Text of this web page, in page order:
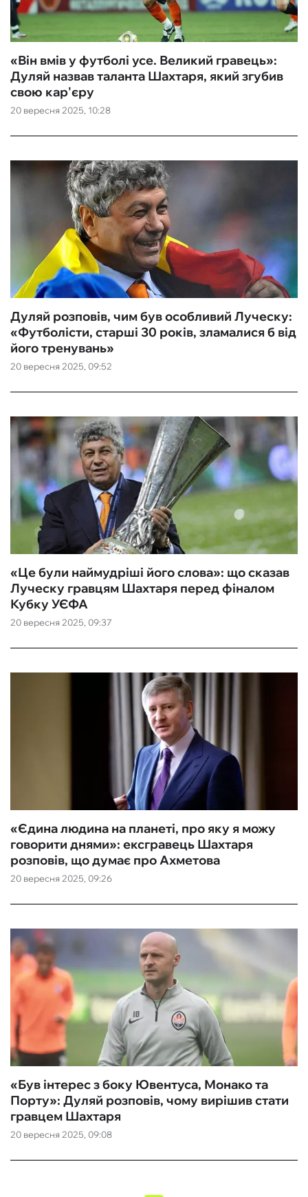
20 вересня 2025, 10:28
«Він вмів у футболі усе. Великий гравець»:
Дуляй назвав таланта Шахтаря, який згубив
свою кар'єру
20 вересня 2025, 09:52
Дуляй розповів, чим був особливий Луческу:
«Футболісти, старші 30 років, зламалися б від
його тренувань»
20 вересня 2025, 09:37
«Це були наймудріші його слова»: що сказав
Луческу гравцям Шахтаря перед фіналом
Кубку УЄФА
20 вересня 2025, 09:26
«Єдина людина на планеті, про яку я можу
говорити днями»: ексгравець Шахтаря
розповів, що думає про Ахметова
20 вересня 2025, 09:08
«Був інтерес з боку Ювентуса, Монако та
Порту»: Дуляй розповів, чому вирішив стати
гравцем Шахтаря